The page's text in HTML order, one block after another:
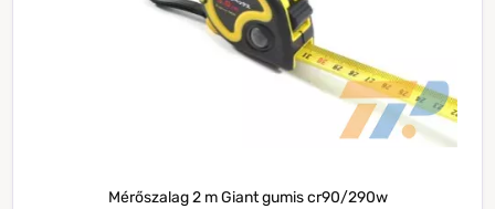
Mérőszalag 2 m Giant gumis cr90/290w